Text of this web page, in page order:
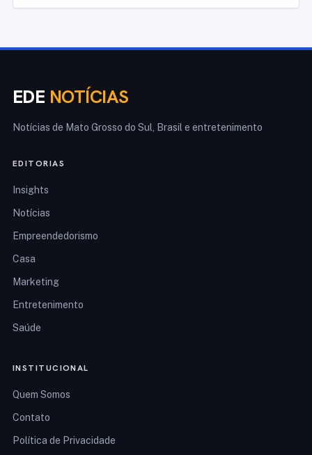
EDE NOTÍCIAS
Notícias de Mato Grosso do Sul, Brasil e entretenimento
EDITORIAS
Insights
Notícias
Empreendedorismo
Casa
Marketing
Entretenimento
Saúde
INSTITUCIONAL
Quem Somos
Contato
Política de Privacidade